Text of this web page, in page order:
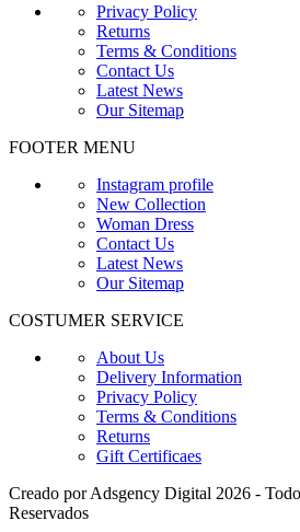
Privacy Policy
Returns
Terms & Conditions
Contact Us
Latest News
Our Sitemap
FOOTER MENU
Instagram profile
New Collection
Woman Dress
Contact Us
Latest News
Our Sitemap
COSTUMER SERVICE
About Us
Delivery Information
Privacy Policy
Terms & Conditions
Returns
Gift Certificaes
Creado por Adsgency Digital 2026 -
Reservados